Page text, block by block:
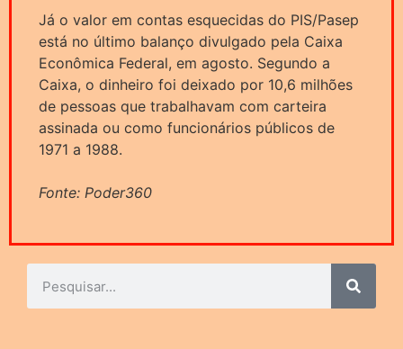
Já o valor em contas esquecidas do PIS/Pasep
está no último balanço divulgado pela Caixa
Econômica Federal, em agosto. Segundo a
Caixa, o dinheiro foi deixado por 10,6 milhões
de pessoas que trabalhavam com carteira
assinada ou como funcionários públicos de
1971 a 1988.
Fonte: Poder360